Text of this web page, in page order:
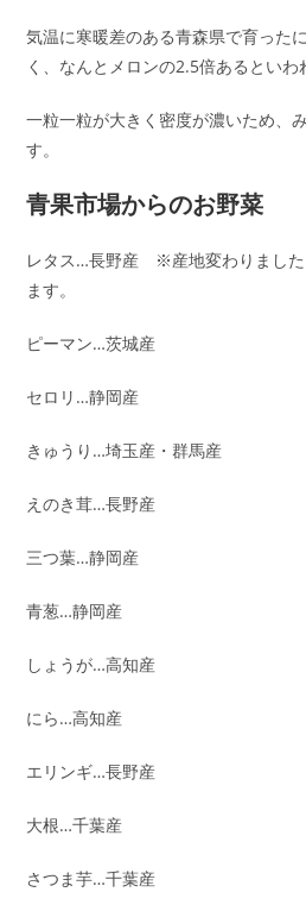
気温に寒暖差のある青森県で育った
く、なんとメロンの2.5倍あるといわ
一粒一粒が大きく密度が濃いため、
す。
青果市場からのお野菜
レタス…長野産 ※産地変わりました
ます。
ピーマン…茨城産
セロリ…静岡産
きゅうり…埼玉産・群馬産
えのき茸…長野産
三つ葉…静岡産
青葱…静岡産
しょうが…高知産
にら…高知産
エリンギ…長野産
大根…千葉産
さつま芋…千葉産